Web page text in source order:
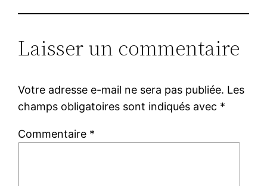
Laisser un commentaire
Votre adresse e-mail ne sera pas publiée. Les
champs obligatoires sont indiqués avec *
Commentaire *